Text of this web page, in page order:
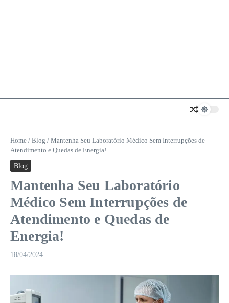
Home / Blog / Mantenha Seu Laboratório Médico Sem Interrupções de
Atendimento e Quedas de Energia!
Blog
Mantenha Seu Laboratório
Médico Sem Interrupções de
Atendimento e Quedas de
Energia!
18/04/2024